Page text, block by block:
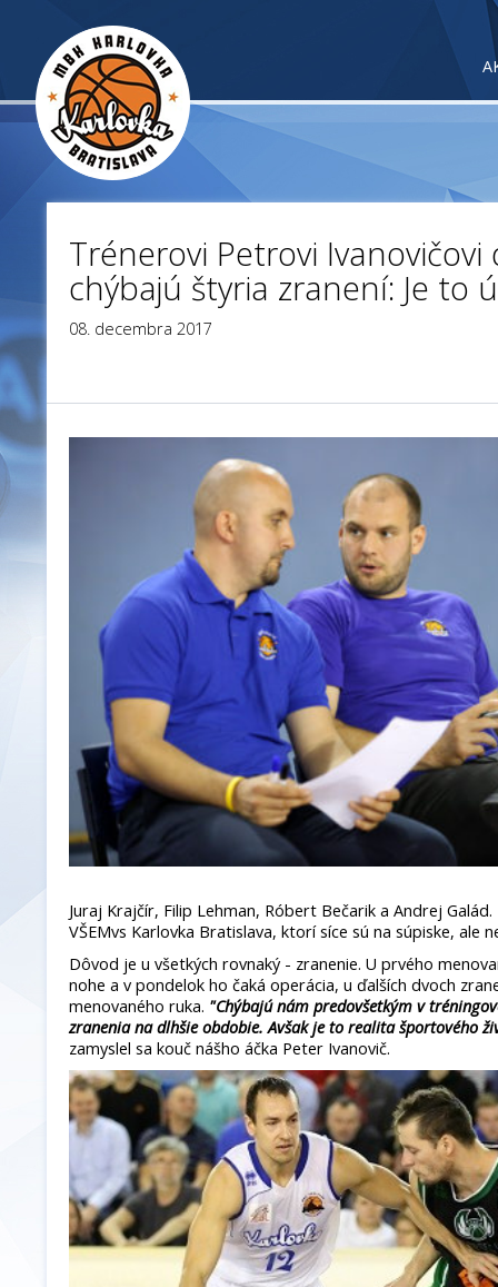
Trénerovi Petrovi
chýbajú štyria zranení: Je to
08. decembra 2017
Juraj Krajčír, Filip Lehman, Róbert Bečarik a Andrej
VŠEMvs Karlovka Bratislava, ktorí síce sú na súpiske, ale
Dôvod je u všetkých rovnaký - zranenie. U prvého
nohe a v pondelok ho čaká operácia, u ďalších dvoch
menovaného ruka. "Chýbajú nám predovšetkým v
zranenia na dlhšie obdobie. Avšak je to realita športového
zamyslel sa kouč nášho áčka Peter Ivanovič.